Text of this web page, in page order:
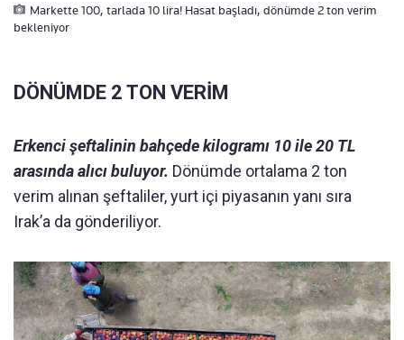
Markette 100, tarlada 10 lira! Hasat başladı, dönümde 2 ton verim
bekleniyor
DÖNÜMDE 2 TON VERİM
Erkenci şeftalinin bahçede kilogramı 10 ile 20 TL
arasında alıcı buluyor. Dönümde ortalama 2 ton
verim alınan şeftaliler, yurt içi piyasanın yanı sıra
Irak’a da gönderiliyor.